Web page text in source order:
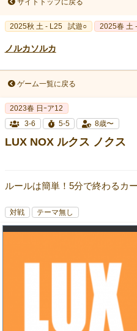
サイトトップに戻る
2025秋 土 - L25 試遊○ 2025春 土
ノルカソルカ
ゲーム一覧に戻る
2023春 日ｰア12
3-6
5-5 8歳〜
LUX NOX ルクス ノクス
ルールは簡単！5分で終わるカ
対戦 テーマ無し